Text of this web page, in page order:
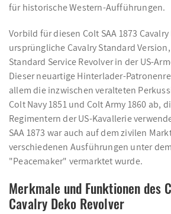
für historische Western-Aufführungen.
Vorbild für diesen Colt SAA 1873
ursprüngliche Cavalry Standard
Standard Service Revolver in der US-
Dieser neuartige Hinterlader-
allem die inzwischen veralteten
Colt Navy 1851 und Colt Army 1860 ab,
Regimentern der US-Kavallerie
SAA 1873 war auch auf dem zivilen
verschiedenen Ausführungen unter
"Peacemaker" vermarktet wurde.
Merkmale und Funktionen des
Cavalry Deko Revolver